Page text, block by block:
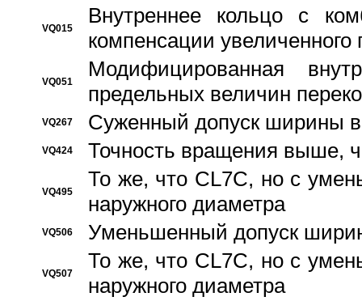
VQ015
Bнутреннее кольцо с
компенсации увеличенного
VQ051
Модифицированная
предельных величин
VQ267 Суженный допуск ширины
VQ424 Точность вращения выше,
VQ495
То же, что CL7C, но с
наружного диаметра
VQ506 Уменьшенный допуск
VQ507
То же, что CL7C, но с
наружного диаметра